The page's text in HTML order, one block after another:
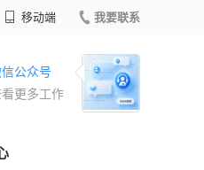
移动端 我要联系
公众号
看更多工作